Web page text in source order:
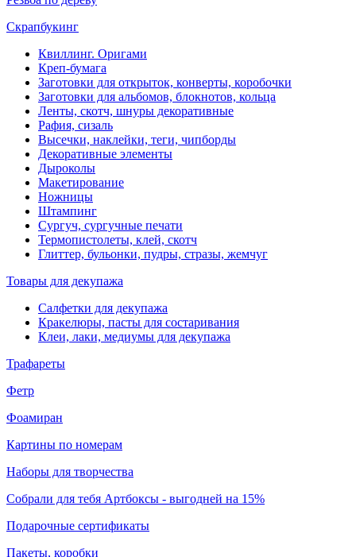
Скрапбукинг
Квиллинг. Оригами
Креп-бумага
Заготовки для открыток, конверты, коробочки
Заготовки для альбомов, блокнотов, кольца
Ленты, скотч, шнуры декоративные
Рафия, сизаль
Высечки, наклейки, теги, чипборды
Декоративные элементы
Дыроколы
Макетирование
Ножницы
Штампинг
Сургуч, сургучные печати
Термопистолеты, клей, скотч
Глиттер, бульонки, пудры, стразы, жемчуг
Товары для декупажа
Салфетки для декупажа
Кракелюры, пасты для состаривания
Клеи, лаки, медиумы для декупажа
Трафареты
Фетр
Фоамиран
Картины по номерам
Наборы для творчества
Собрали для тебя Артбоксы - выгодней на 15%
Подарочные сертификаты
Пакеты, коробки